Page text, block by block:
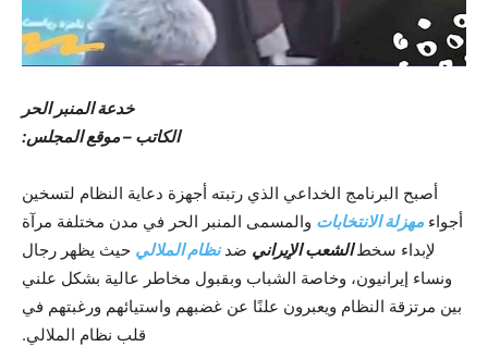
خدعة المنبر الحر
الکاتب – موقع المجلس:
أصبح البرنامج الخداعي الذي رتبته أجهزة دعاية النظام لتسخين
أجواء مهزلة الانتخابات والمسمى المنبر الحر في مدن مختلفة مرآة
لإبداء سخطالشعب الإيراني ضدنظام الملالي حيث يظهر رجال
ونساء إيرانيون، وخاصة الشباب وبقبول مخاطر عالية بشكل علني
بين مرتزقة النظام ويعبرون علنًا عن غضبهم واستيائهم ورغبتهم في
قلب نظام الملالي.